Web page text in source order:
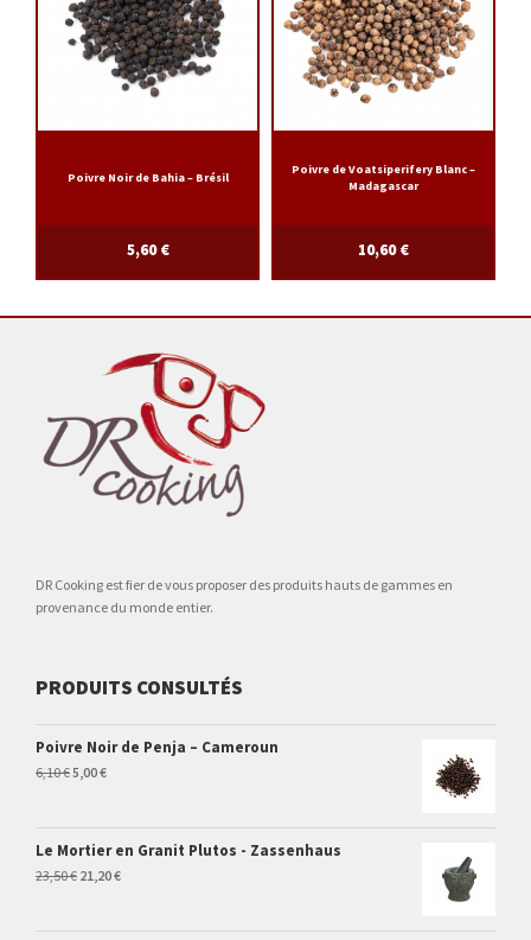
Poivre Noir de Bahia – Brésil
5,60€
Poivre de Voatsiperifery Blanc –
Madagascar
10,60€
DR Cooking est fier de vous proposer des produits hauts de gammes en
provenance du monde entier.
PRODUITS CONSULTÉS
Poivre Noir de Penja – Cameroun
6,10€5,00€
Le Mortier en Granit Plutos - Zassenhaus
23,50€ 21,20€